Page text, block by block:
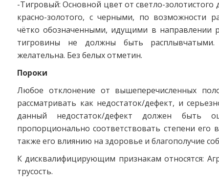
-Тигровый: Основной цвет от светло-
красно-золотого, с черными, по возможности
чётко обозначенными, идущими в направлении
тигровины не должны быть
желательна. Без белых отметин.
Пороки
Любое отклонение от вышеперечисленных
рассматривать как недостаток/дефект, и
данный недостаток/дефект должен быть
пропорционально соответствовать степени его
также его влиянию на здоровье и благополучие
К дисквалифицирующим признакам относятся:
трусость.